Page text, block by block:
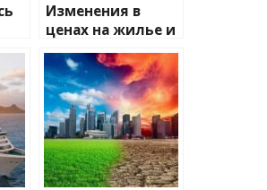
Изменения в
ценах на жилье и
транспорт: что
ожидать